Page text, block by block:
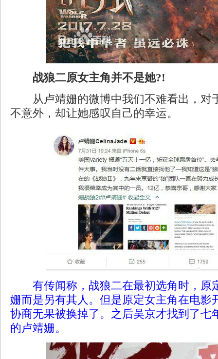
战狼二原女主角并不是她?!
从卢靖姗的微博中我们不难看出，对
不意外，却让她感叹自己的幸运。
有传闻称，战狼二在最初选角时，原
姗而是另有其人。但是原定女主角在电影
协商无果被换掉了。之后吴京才找到了七
的卢靖姗。